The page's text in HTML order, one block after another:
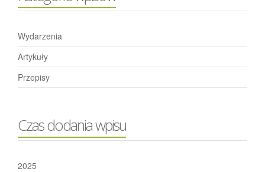
Wydarzenia
Artykuły
Przepisy
Czas dodania wpisu
2025